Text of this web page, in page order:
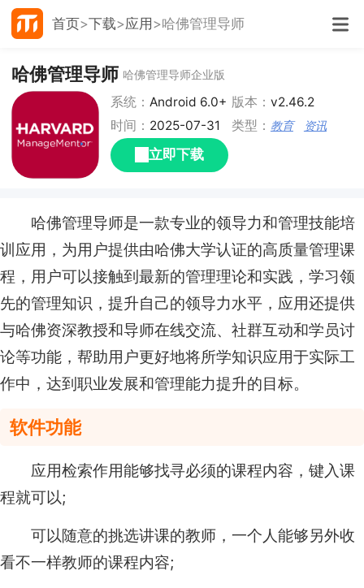
首页 下载 应用 哈佛管理导师
哈佛管理导师 哈佛管理导师企业版
系统：Android 6.0+ 版本： v2.46.2
时间： 2025-07-31 类型： 教育 资讯
立即下载
哈佛管理导师是一款专业的领导力和管理技能培
训应用，为用户提供由哈佛大学认证的高质量管理课
程，用户可以接触到最新的管理理论和实践，学习领
先的管理知识，提升自己的领导力水平，应用还提供
与哈佛资深教授和导师在线交流、社群互动和学员讨
论等功能，帮助用户更好地将所学知识应用于实际工
作中，达到职业发展和管理能力提升的目标。
软件功能
应用检索作用能够找寻必须的课程内容，键入课
程就可以;
可以随意的挑选讲课的教师，一个人能够另外收
看不一样教师的课程内容;